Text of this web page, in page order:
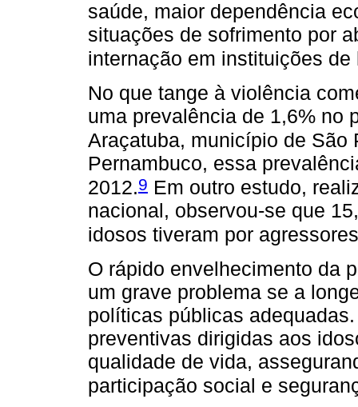
saúde, maior dependência
situações de sofrimento por
internação em instituições
No que tange à violência
uma prevalência de 1,6% no
Araçatuba, município de São
Pernambuco, essa
2012.9 Em outro estudo,
nacional, observou-se que
idosos tiveram por
O rápido envelhecimento da
um grave problema se a
políticas públicas
preventivas dirigidas aos
qualidade de vida,
participação social e